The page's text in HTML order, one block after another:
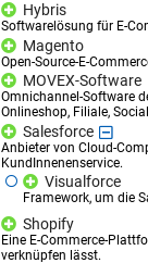
Hybris
Softwarelösung für E-
Magento
Open-Source-E-
MOVEX-Software
Omnichannel-Software
Onlineshop, Filiale,
Salesforce
Anbieter von Cloud-
KundInnenenservice.
Visualforce
Framework, um die
Shopify
Eine E-Commerce-
verknüpfen lässt.